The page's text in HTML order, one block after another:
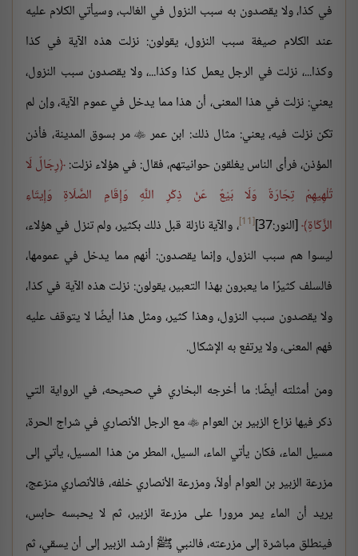
في كذا، ولا يقصدون به سبب النزول في الغالب، وسيأتي الكلام عليه
عند الكلام صيغة سبب النزول، يقولون: نزلت هذه الآية في كذا
وكذا...، نزلت في الرجل يعمل كذا وكذا...، ولا يقصدون سبب النزول،
يعني: نزلت في هذا المعنى، أن هذا مما يدخل في عموم الآية، وإن لم
تكن نزلت فيه، يعني: مثال ذلك: ابن عمر  مر بسوق المدينة، فأذن
المؤذن، فرأى الناس يغلقون حوانيتهم، فقال: في هؤلاء نزلت: رِجَالٌ لَا
تُلْهِيهِمْ تِجَارَةٌ وَلَا بَيْعٌ عَنْ ذِكْرِ اللَّهِ وَإِقَامِ الصَّلَاةِ وَإِيتَاءِ
الزَّكَاةِ [النور:37] [11]
، والآية نازلة قبل ذلك بكثير، ولم تنزل في هؤلاء،
ليسوا هم سبب النزول، وإنما يقصدون: أنهم مما يدخل في عمومها،
فالسلف كثيرًا ما يعبرون بهذا التعبير، يقولون: نزلت هذه الآية في كذا،
ولا يقصدون سبب النزول، وهذا كثير، ومثل هذا أيضًا لا يتوقف عليه
فهم المعنى، ولا يرتفع به الإشكال.
ومن أمثلته أيضًا: ما أخرجه البخاري في صحيحه، في الرواية التي
ذكر فيها نزاع الزبير بن العوام  مع الرجل الأنصاري في شراج الحرة،
مسيل الماء، فكان يأتي الماء، السيل، المطر من هذا المسيل، يأتي إلى
مزرعة الزبير بن العوام أولاً، ومزرعة الأنصاري خلفه، فالأنصاري منزعج،
يريد أن الماء يمر مرورا على مزرعة الزبير، ثم لا يحبسه حابس،
فينطلق مباشرة إلى مزرعته، فالنبي ﷺ أرشد الزبير إلى أن يسقي، ثم